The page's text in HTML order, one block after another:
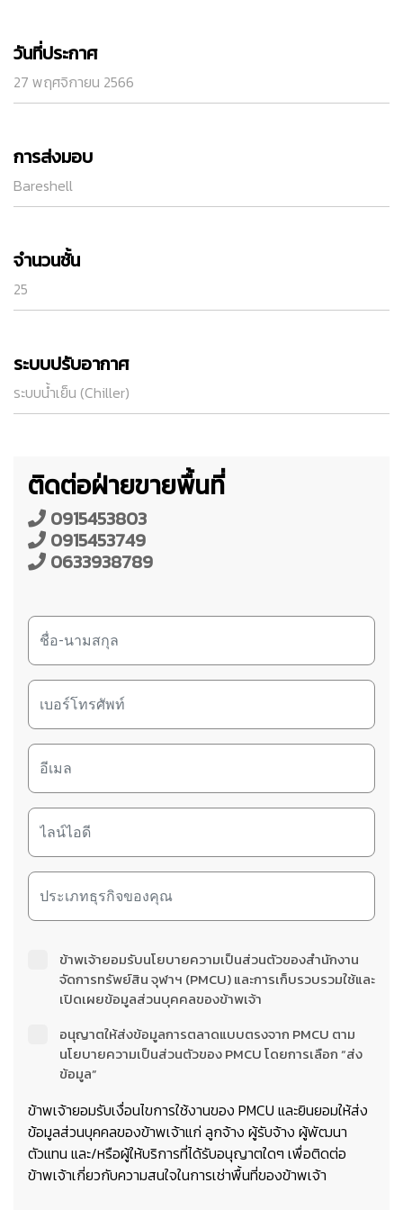
วันที่ประกาศ
27 พฤศจิกายน 2566
การส่งมอบ
Bareshell
จำนวนชั้น
25
ระบบปรับอากาศ
ระบบน้ำเย็น (Chiller)
ติดต่อฝ่ายขายพื้นที่
0915453803
0915453749
0633938789
ข้าพเจ้ายอมรับนโยบายความเป็นส่วนตัวของสำนักงาน
จัดการทรัพย์สิน จุฬาฯ (PMCU) และการเก็บรวบรวมใช้และ
เปิดเผยข้อมูลส่วนบุคคลของข้าพเจ้า
อนุญาตให้ส่งข้อมูลการตลาดแบบตรงจาก PMCU ตาม
นโยบายความเป็นส่วนตัวของ PMCU โดยการเลือก “ส่ง
ข้อมูล”
ข้าพเจ้ายอมรับเงื่อนไขการใช้งานของ PMCU และยินยอมให้ส่ง
ข้อมูลส่วนบุคคลของข้าพเจ้าแก่ ลูกจ้าง ผู้รับจ้าง ผู้พัฒนา
ตัวแทน และ/หรือผู้ให้บริการที่ได้รับอนุญาตใดๆ เพื่อติดต่อ
ข้าพเจ้าเกี่ยวกับความสนใจในการเช่าพื้นที่ของข้าพเจ้า